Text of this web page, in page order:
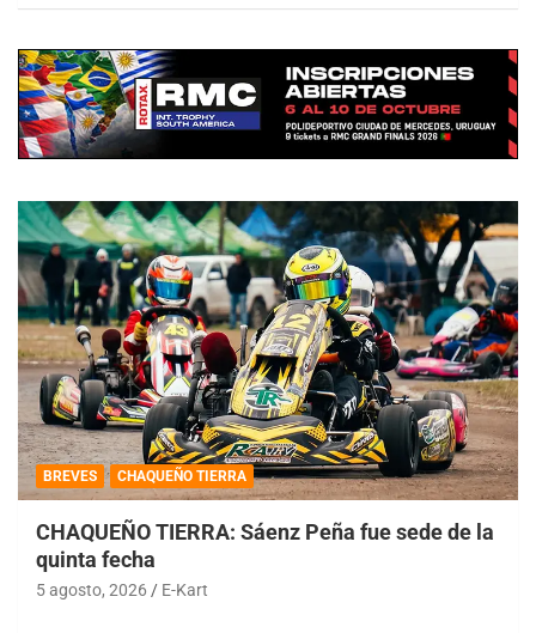
BREVES CHAQUEÑO TIERRA
CHAQUEÑO TIERRA: Sáenz Peña fue sede de la
quinta fecha
5 agosto, 2026 E-Kart